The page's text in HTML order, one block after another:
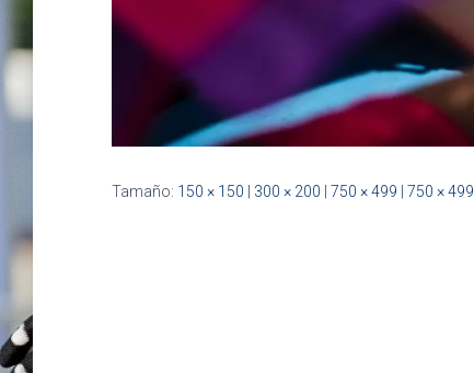
Tamaño: 150 × 150 300 × 200 750 × 499 750 × 499